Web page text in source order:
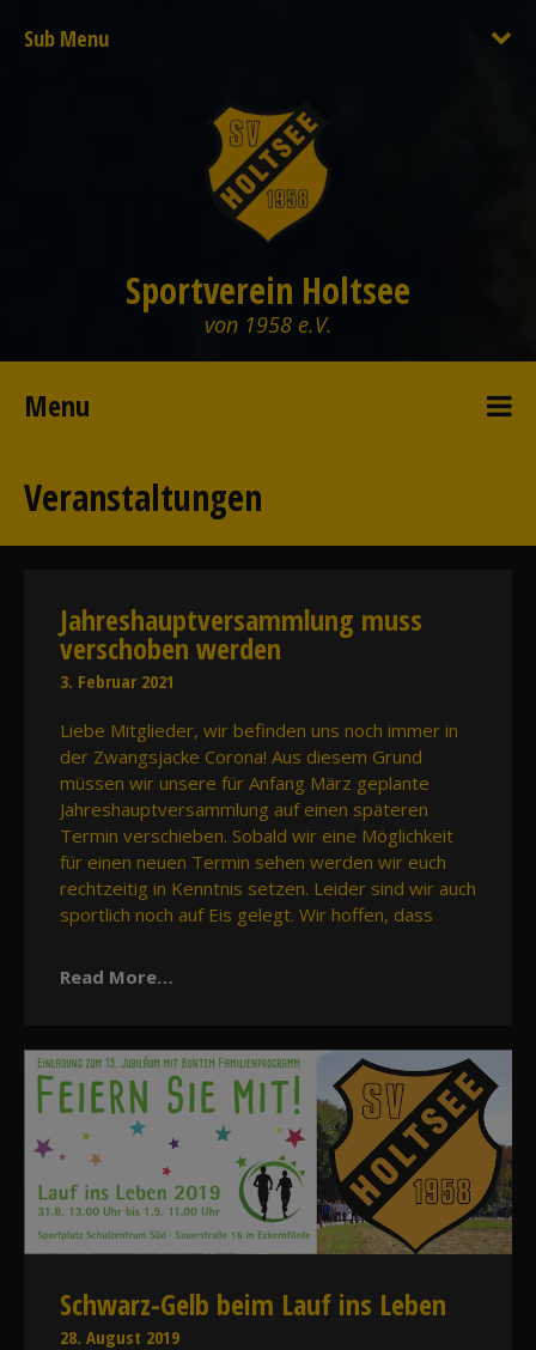
Sub Menu
Sportverein Holtsee
von 1958 e.V.
Menu
Veranstaltungen
Jahreshauptversammlung muss
verschoben werden
3. Februar 2021
Liebe Mitglieder, wir befinden uns noch immer in
der Zwangsjacke Corona! Aus diesem Grund
müssen wir unsere für Anfang März geplante
Jahreshauptversammlung auf einen späteren
Termin verschieben. Sobald wir eine Möglichkeit
für einen neuen Termin sehen werden wir euch
rechtzeitig in Kenntnis setzen. Leider sind wir auch
sportlich noch auf Eis gelegt. Wir hoffen, dass
Read More…
Schwarz-Gelb beim Lauf ins Leben
28. August 2019